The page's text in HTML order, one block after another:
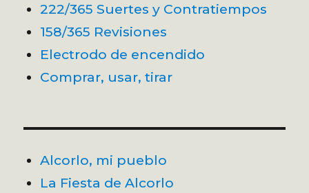
222/365 Suertes y Contratiempos
158/365 Revisiones
Electrodo de encendido
Comprar, usar, tirar
Alcorlo, mi pueblo
La Fiesta de Alcorlo